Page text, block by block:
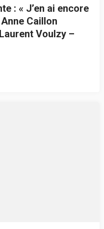
: « J’en ai encore
Caillon
Voulzy –